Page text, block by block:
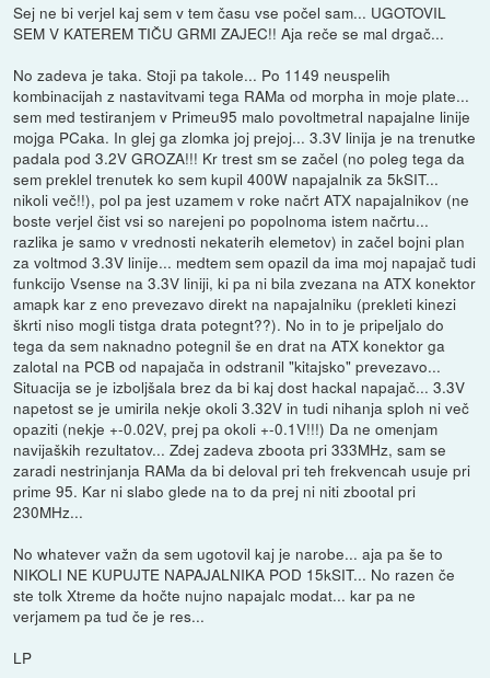
Sej ne bi verjel kaj sem v tem času vse počel sam... UGOTOVIL
SEM V KATEREM TIČU GRMI ZAJEC!! Aja reče se mal drgač...
No zadeva je taka. Stoji pa takole... Po 1149 neuspelih
kombinacijah z nastavitvami tega RAMa od morpha in moje plate...
sem med testiranjem v Primeu95 malo povoltmetral napajalne linije
mojga PCaka. In glej ga zlomka joj prejoj... 3.3V linija je na trenutke
padala pod 3.2V GROZA!!! Kr trest sm se začel (no poleg tega da
sem preklel trenutek ko sem kupil 400W napajalnik za 5kSIT...
nikoli več!!), pol pa jest uzamem v roke načrt ATX napajalnikov (ne
boste verjel čist vsi so narejeni po popolnoma istem načrtu...
razlika je samo v vrednosti nekaterih elemetov) in začel bojni plan
za voltmod 3.3V linije... medtem sem opazil da ima moj napajač tudi
funkcijo Vsense na 3.3V liniji, ki pa ni bila zvezana na ATX konektor
amapk kar z eno prevezavo direkt na napajalniku (prekleti kinezi
škrti niso mogli tistga drata potegnt??). No in to je pripeljalo do
tega da sem naknadno potegnil še en drat na ATX konektor ga
zalotal na PCB od napajača in odstranil "kitajsko" prevezavo...
Situacija se je izboljšala brez da bi kaj dost hackal napajač... 3.3V
napetost se je umirila nekje okoli 3.32V in tudi nihanja sploh ni več
opaziti (nekje +-0.02V, prej pa okoli +-0.1V!!!) Da ne omenjam
navijaških rezultatov... Zdej zadeva zboota pri 333MHz, sam se
zaradi nestrinjanja RAMa da bi deloval pri teh frekvencah usuje pri
prime 95. Kar ni slabo glede na to da prej ni niti zbootal pri
230MHz...
No whatever važn da sem ugotovil kaj je narobe... aja pa še to
NIKOLI NE KUPUJTE NAPAJALNIKA POD 15kSIT... No razen če
ste tolk Xtreme da hočte nujno napajalc modat... kar pa ne
verjamem pa tud če je res...
LP